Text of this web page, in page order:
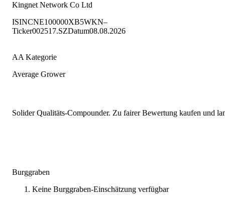
Kingnet Network Co Ltd
ISINCNE100000XB5WKN–
Ticker002517.SZDatum08.08.2026
AA Kategorie
Average Grower
Solider Qualitäts-Compounder. Zu fairer Bewertung kaufen und
Burggraben
Keine Burggraben-Einschätzung verfügbar